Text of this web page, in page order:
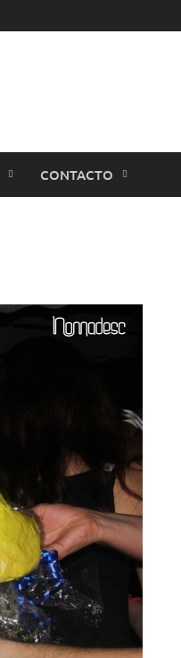
CONTACTO